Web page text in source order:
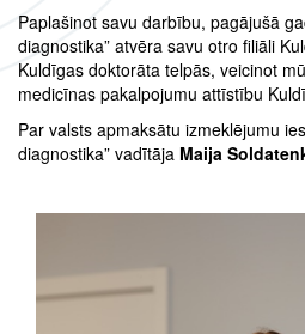
Paplašinot savu darbību, pagājušā
diagnostika” atvēra savu otro filiāli
Kuldīgas doktorāta telpās, veicinot
medicīnas pakalpojumu attīstību
Par valsts apmaksātu izmeklējumu
diagnostika” vadītāja Maija